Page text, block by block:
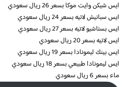
ايس شيكن وايت موكا بسعر 26 ريال سعودي
ايس سبانيش لاتيه بسعر 24 ريال سعودي
ايس بستاشيو لاتيه بسعر 27 ريال سعودي
ايس لاتيه بسعر 20 ريال سعودي
ايس بينك ليمونادا بسعر 19 ريال سعودي
ايس ليمونادا طبيعي بسعر 18 ريال سعودي
ماء بسعر 6 ريال سعودي